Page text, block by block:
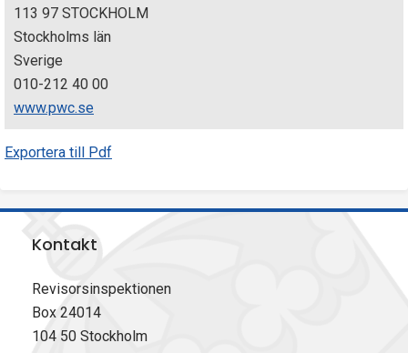
113 97 STOCKHOLM
Stockholms län
Sverige
010-212 40 00
www.pwc.se
Exportera till Pdf
Kontakt
Revisorsinspektionen
Box 24014
104 50 Stockholm